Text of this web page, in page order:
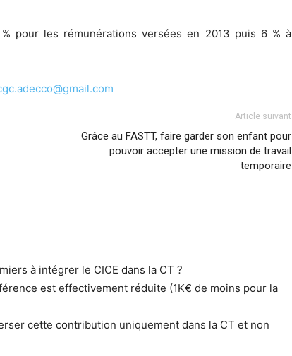
pour les rémunérations versées en 2013 puis 6 % à
Article suivant
Grâce au FASTT, faire garder son enfant pour
pouvoir accepter une mission de travail
temporaire
à intégrer le CICE dans la CT ?
est effectivement réduite (1K€ de moins pour la
cette contribution uniquement dans la CT et non